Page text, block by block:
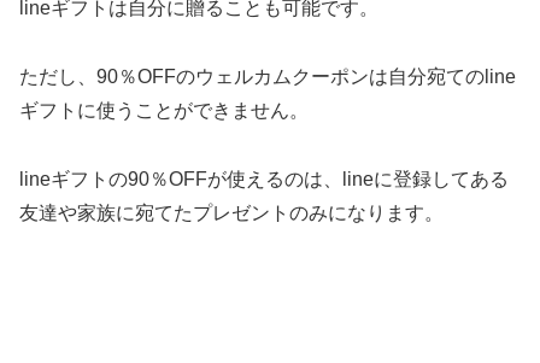
lineギフトは自分に贈ることも可能です。
ただし、90％OFFのウェルカムクーポンは自分宛てのline
ギフトに使うことができません。
lineギフトの90％OFFが使えるのは、lineに登録してある
友達や家族に宛てたプレゼントのみになります。